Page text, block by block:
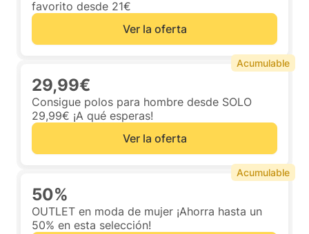
favorito desde 21€
Ver la oferta
29,99€
Consigue polos para hombre desde SOLO
29,99€ ¡A qué esperas!
Ver la oferta
Acumulable
50%
OUTLET en moda de mujer ¡Ahorra hasta un
50% en esta selección!
Acumulable